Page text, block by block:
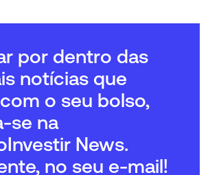
por dentro das
notícias que
o seu bolso,
se na
News.
no seu e-mail!